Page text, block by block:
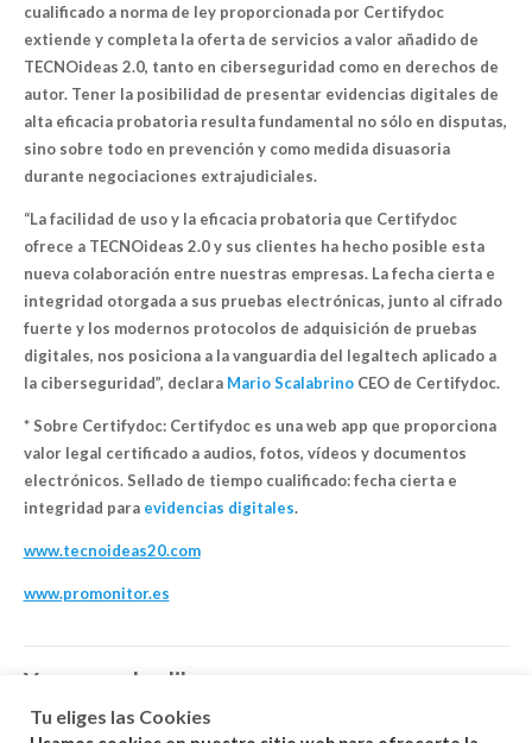
cualificado a norma de ley proporcionada por Certifydoc
extiende y completa la oferta de servicios a valor añadido de
TECNOideas 2.0, tanto en ciberseguridad como en derechos de
autor. Tener la posibilidad de presentar evidencias digitales de
alta eficacia probatoria resulta fundamental no sólo en disputas,
sino sobre todo en prevención y como medida disuasoria
durante negociaciones extrajudiciales.
“La facilidad de uso y la eficacia probatoria que Certifydoc
ofrece a TECNOideas 2.0 y sus clientes ha hecho posible esta
nueva colaboración entre nuestras empresas. La fecha cierta e
integridad otorgada a sus pruebas electrónicas, junto al cifrado
fuerte y los modernos protocolos de adquisición de pruebas
digitales, nos posiciona a la vanguardia del legaltech aplicado a
la ciberseguridad”, declara Mario ScalabrinoCEO de Certifydoc.
* Sobre Certifydoc: Certifydoc es una web app que proporciona
valor legal certificado a audios, fotos, vídeos y documentos
electrónicos. Sellado de tiempo cualificado: fecha cierta e
integridad para evidencias digitales.
www.tecnoideas20.com
www.promonitor.es
You may also like…
Tu eliges las Cookies